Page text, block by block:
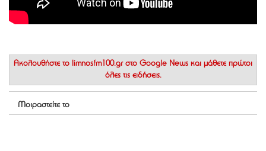
Ακολουθήστε το limnosfm100.gr στο Google News και μάθετε πρώτοι
όλες τις ειδήσεις.
Μοιραστείτε το